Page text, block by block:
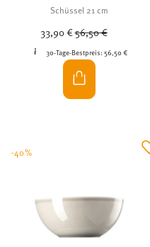
Schüssel 21 cm
33,90 €Price reduced from
56,50 €to
30-Tage-Bestpreis: 56,50 €
-40%